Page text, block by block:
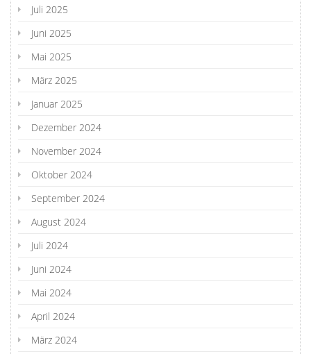
Juli 2025
Juni 2025
Mai 2025
März 2025
Januar 2025
Dezember 2024
November 2024
Oktober 2024
September 2024
August 2024
Juli 2024
Juni 2024
Mai 2024
April 2024
März 2024